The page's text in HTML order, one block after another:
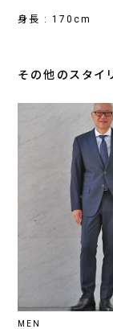
身長 : 170cm
その他のスタイ
MEN